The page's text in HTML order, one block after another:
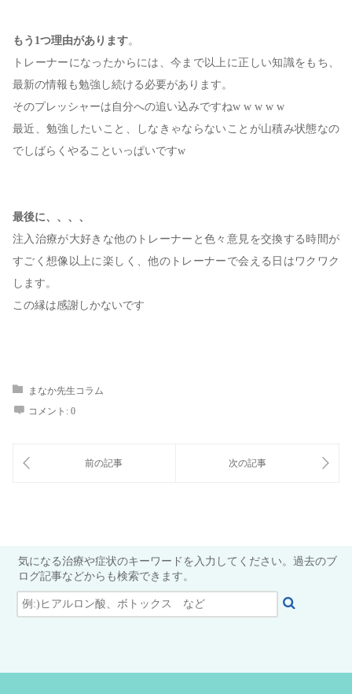
もう1つ理由があります。
トレーナーになったからには、今まで以上に正しい知識をもち、
最新の情報も勉強し続ける必要があります。
そのプレッシャーは自分への追い込みですねw w w w w
最近、勉強したいこと、しなきゃならないことが山積み状態なの
でしばらくやることいっぱいですw
最後に、、、、
注入治療が大好きな他のトレーナーと色々意見を交換する時間が
すごく想像以上に楽しく、他のトレーナーで会える日はワクワク
します。
この縁は感謝しかないです
まなか先生コラム
コメント: 0
気になる治療や症状のキーワードを入力してください。過去のブ
ログ記事などからも検索できます。